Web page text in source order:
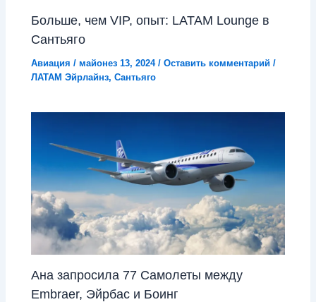
Больше, чем VIP, опыт: LATAM Lounge в
Сантьяго
Авиация /майонез 13, 2024/Оставить комментарий /
ЛАТАМ Эйрлайнз,Сантьяго
Ана запросила 77 Самолеты между
Embraer, Эйрбас и Боинг